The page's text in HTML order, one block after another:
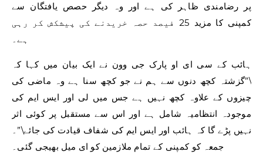
پر رضامندی ظاہر کی ہے اور وہ دیگر حصص یافتگان سے
کمپنی کا مزید 25 فیصد حصہ خریدنے کی پیشکش کر رہی
ہے۔
ہائب کے سی ای او پارک جی وون نے ایک بیان میں کہا کہ
\”گزشتہ کچھ دنوں سے ہم نے جو کچھ سنا ہے وہ ماضی کی
چیزوں کے علاوہ کچھ نہیں ہے جس میں لی اور ایس ایم کی
موجودہ انتظامیہ شامل ہے اور اس سے مستقبل پر کوئی اثر
نہیں پڑے گا کہ ہائب اور ایس ایم کی شفاف قیادت کی جائے\”۔
جمعہ کو کمپنی کے تمام ملازمین کو ای میل بھیجی گئی۔